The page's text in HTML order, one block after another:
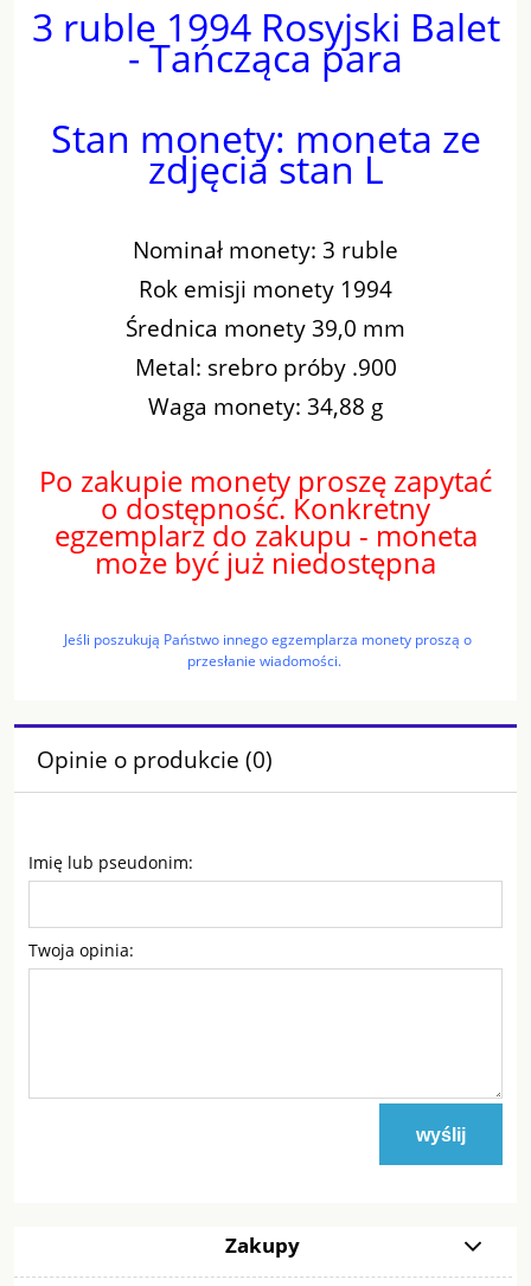
3 ruble 1994 Rosyjski Balet
- Tańcząca para
Stan monety: moneta ze
zdjęcia stan L
Nominał monety: 3 ruble
Rok emisji monety 1994
Średnica monety 39,0 mm
Metal: srebro próby .900
Waga monety: 34,88 g
Po zakupie monety proszę zapytać
o dostępność. Konkretny
egzemplarz do zakupu - moneta
może być już niedostępna
Jeśli poszukują Państwo innego egzemplarza monety proszą o
przesłanie wiadomości.
Opinie o produkcie (0)
Imię lub pseudonim:
Twoja opinia:
wyślij
Zakupy